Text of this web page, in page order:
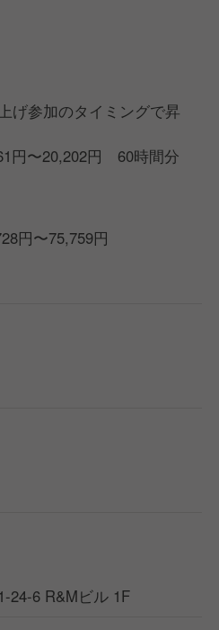
げ参加のタイミングで昇
円〜20,202円 60時間分
円〜75,759円
24-6 R&Mビル 1F